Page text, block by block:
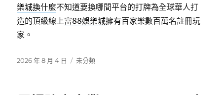
樂城換什麼不知道要換哪間平台的打牌為全球華人打
造的頂級線上富88娛樂城擁有百家樂數百萬名註冊玩
家。
發
2026 年 8 月 4 日
分
未分類